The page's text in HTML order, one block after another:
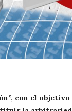
con el